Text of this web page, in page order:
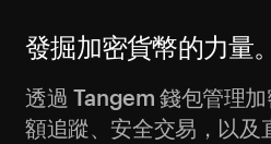
發掘加密貨幣的力量。
透過 Tangem 錢包管理
額追蹤、安全交易，以及